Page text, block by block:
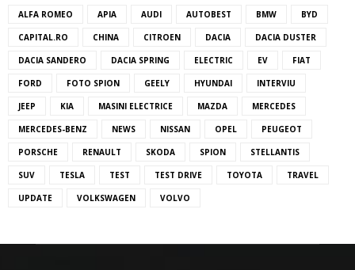
ALFA ROMEO APIA AUDI AUTOBEST BMW BYD
CAPITAL.RO CHINA CITROEN DACIA DACIA DUSTER
DACIA SANDERO DACIA SPRING ELECTRIC EV FIAT
FORD FOTO SPION GEELY HYUNDAI INTERVIU
JEEP KIA MASINI ELECTRICE MAZDA MERCEDES
MERCEDES-BENZ NEWS NISSAN OPEL PEUGEOT
PORSCHE RENAULT SKODA SPION STELLANTIS
SUV TESLA TEST TEST DRIVE TOYOTA TRAVEL
UPDATE VOLKSWAGEN VOLVO